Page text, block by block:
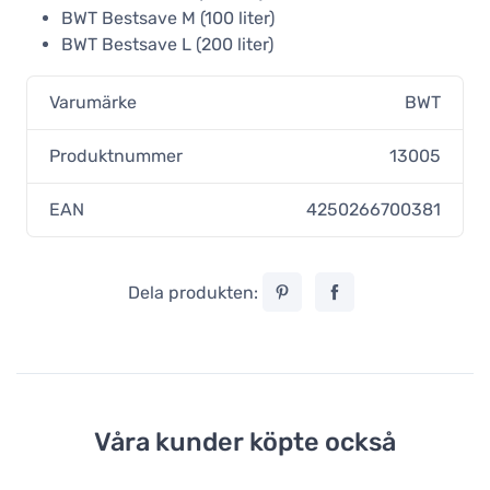
BWT Bestsave M (100 liter)
BWT Bestsave L (200 liter)
Varumärke BWT
Produktnummer 13005
EAN 4250266700381
Dela produkten:
Våra kunder köpte också